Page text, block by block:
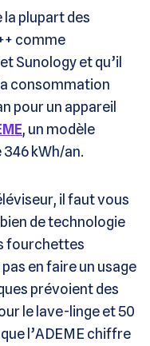
plupart des
comme
Sunology et qu’il
consommation
pour un appareil
, un modèle
kWh/an.
il faut vous
de technologie
fourchettes
en faire un usage
prévoient des
le lave-linge et 50
l’ADEME chiffre